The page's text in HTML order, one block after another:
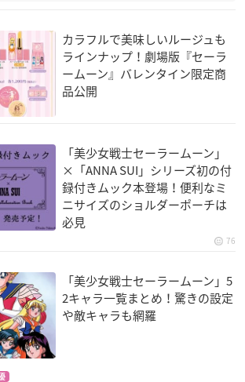
（KINGe-Shop）、Salior Moon storeの
す。
ナル特典
CDジャケット柄）
ーパーセーラームーン柄）
ケット柄）
カラフルで美味しいルージュも
ラインナップ！劇場版『セーラ
ームーン』バレンタイン限定商
品公開
「美少女戦士セーラームーン」
×「ANNA SUI」シリーズ初の付
録付きムック本登場！便利なミ
ニサイズのショルダーポーチは
必見
76
「美少女戦士セーラームーン」5
2キャラ一覧まとめ！驚きの設定
や敵キャラも網羅